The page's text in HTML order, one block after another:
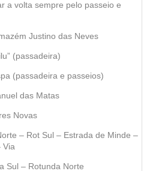
a volta sempre pelo passeio e
Justino das Neves
(passadeira)
(passadeira e passeios)
das Matas
Novas
– Rot Sul – Estrada de Minde –
Via
Sul – Rotunda Norte